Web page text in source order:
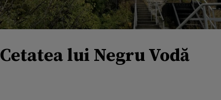
Cetatea lui Negru Vodă